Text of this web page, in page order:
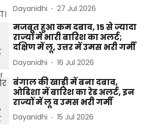
Dayanidhi 27 Jul 2026
मजबूत हुआ कम दबाव, 15 से ज्यादा
राज्यों में भारी बारिश का अलर्ट;
दक्षिण में लू, उत्तर में उमस भरी गर्मी
Dayanidhi 16 Jul 2026
बंगाल की खाड़ी में बना दबाव,
ओडिशा में बारिश का रेड अलर्ट, इन
राज्यों में लू व उमस भरी गर्मी
Dayanidhi 15 Jul 2026